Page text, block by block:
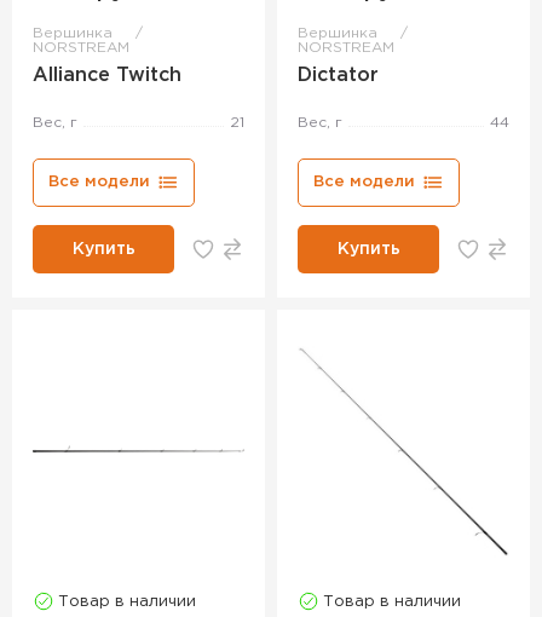
Вершинка
NORSTREAM
Alliance Twitch
Вес, г 21
Все модели
Купить
Вершинка
NORSTREAM
Dictator
Вес, г 44
Все модели
Купить
Товар в наличии Товар в наличии